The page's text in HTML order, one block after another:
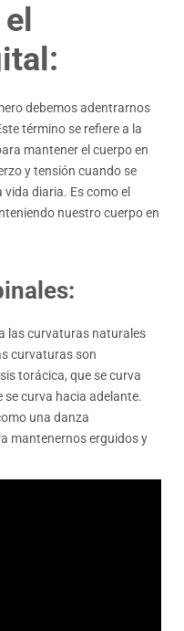
debemos adentrarnos
término se refiere a la
mantener el cuerpo en
y tensión cuando se
diaria. Es como el
nuestro cuerpo en
las curvaturas naturales
curvaturas son
torácica, que se curva
se curva hacia adelante.
una danza
mantenernos erguidos y